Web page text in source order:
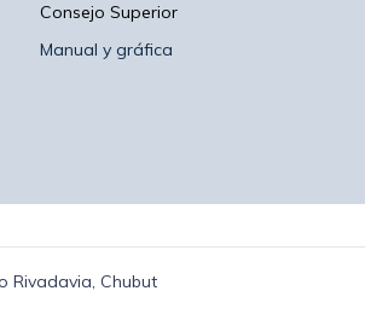
Consejo Superior
Manual y gráfica
Rivadavia, Chubut